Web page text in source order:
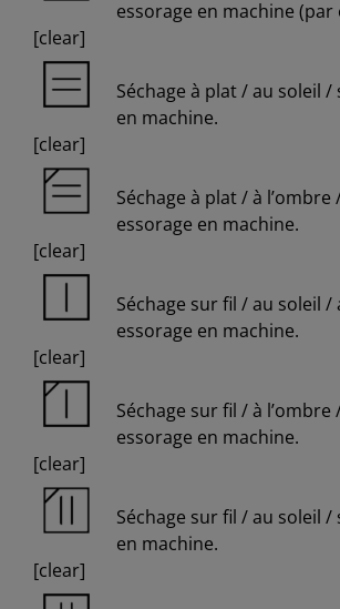
essorage en machine
[clear]
Séchage à plat / au soleil /
en machine.
[clear]
Séchage à plat / à l’ombre
essorage en machine.
[clear]
Séchage sur fil / au soleil /
essorage en machine.
[clear]
Séchage sur fil / à l’ombre
essorage en machine.
[clear]
Séchage sur fil / au soleil /
en machine.
[clear]